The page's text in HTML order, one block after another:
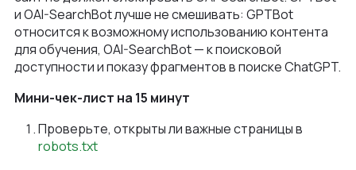
и OAI-SearchBot лучше не смешивать: GPTBot
относится к возможному использованию контента
для обучения, OAI-SearchBot — к поисковой
доступности и показу фрагментов в поиске ChatGPT.
Мини-чек-лист на 15 минут
Проверьте, открыты ли важные страницы в
robots.txt